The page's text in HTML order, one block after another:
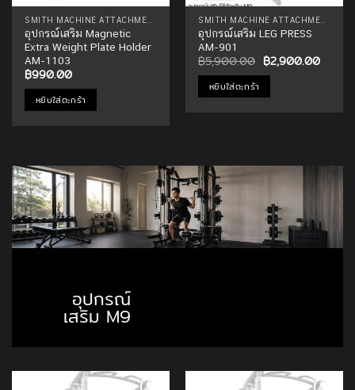
อุปกรณ์เสริม Magnetic
Extra Weight Plate Holder
AM-1103
฿990.00
หยิบใส่ตะกร้า
อุปกรณ์เสริม LEG PRESS
AM-901
฿5,900.00 Original
price
was:
฿2,900.00
หยิบใส่ตะกร้า
อุปกรณ์
เสริม M9